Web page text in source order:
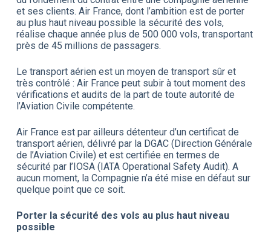
et ses clients. Air France, dont l’ambition est de porter
au plus haut niveau possible la sécurité des vols,
réalise chaque année plus de 500 000 vols, transportant
près de 45 millions de passagers.
Le transport aérien est un moyen de transport sûr et
très contrôlé : Air France peut subir à tout moment des
vérifications et audits de la part de toute autorité de
l’Aviation Civile compétente.
Air France est par ailleurs détenteur d’un certificat de
transport aérien, délivré par la DGAC (Direction Générale
de l’Aviation Civile) et est certifiée en termes de
sécurité par l’IOSA (IATA Operational Safety Audit). A
aucun moment, la Compagnie n’a été mise en défaut sur
quelque point que ce soit.
Porter la sécurité des vols au plus haut niveau
possible